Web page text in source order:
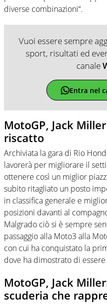
diverse combinazioni“.
Vuoi essere sempre
sport, risultati ed
canale
Entra nel
MotoGP, Jack
riscatto
Archiviata la gara di Rio
lavorerà per migliorare il
ottenere così un miglior
subito ritagliato un posto
in classifica generale e
posizioni davanti al
Malgrado ciò si è sempre
passaggio alla Moto3 alla
con cui ha conquistato la
dove ha dimostrato di
MotoGP, Jack
scuderia che